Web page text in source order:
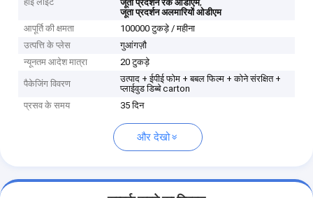
जूता प्रदर्शन रैक ओडीएम
जूता प्रदर्शन अलमारियों ओडीएम
आपूर्ति की क्षमता
100000 टुकड़े / महीना
उत्पत्ति के प्लेस
गुआंगज़ौ
न्यूनतम आदेश मात्रा
20 टुकड़े
पैकेजिंग विवरण
उत्पाद + ईपीई फोम + बबल फिल्म + कोने संरक्षित +
प्लाईवुड डिब्बे carton
प्रसव के समय
35 दिन
और देखो